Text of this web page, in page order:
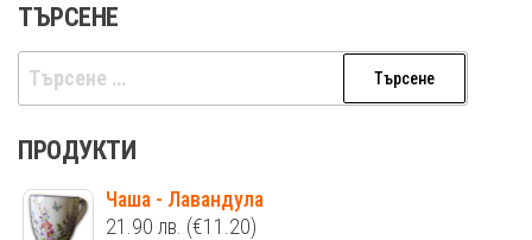
ТЪРСЕНЕ
Търсене
за:
ПРОДУКТИ
Чаша - Лавандула
21.90 лв. (€11.20)